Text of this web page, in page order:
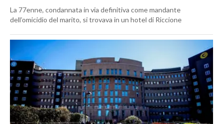
La 77enne, condannata in via definitiva come mandante
dell’omicidio del marito, si trovava in un hotel di Riccione